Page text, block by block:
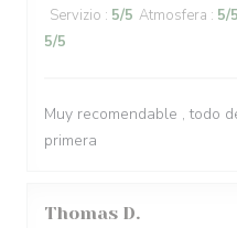
Servizio : 5/5 Atmosfera : 5/5
5/5
Muy recomendable , todo
primera
Thomas D